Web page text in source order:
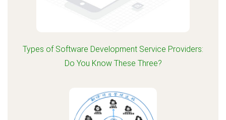
Types of Software Development Service Providers:
Do You Know These Three?